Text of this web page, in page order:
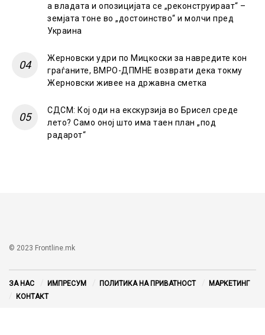
а владата и опозицијата се „реконструираат“ –
земјата тоне во „достоинство“ и молчи пред
Украина
Жерновски удри по Мицкоски за навредите кон
граѓаните, ВМРО-ДПМНЕ возврати дека токму
Жерновски живее на државна сметка
СДСМ: Кој оди на екскурзија во Брисел среде
лето? Само оној што има таен план „под
радарот“
© 2023 Frontline.mk
ЗА НАС ИМПРЕСУМ ПОЛИТИКА НА ПРИВАТНОСТ
МАРКЕТИНГ
КОНТАКТ